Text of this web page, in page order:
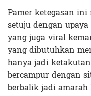
Pamer ketegasan ini
setuju dengan
yang juga viral
yang dibutuhkan
hanya jadi
bercampur dengan
berbalik jadi amarah